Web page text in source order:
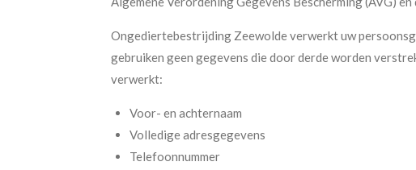
Ongediertebestrijding Zeewolde verwerkt uw
gebruiken geen gegevens die door derde worden
verwerkt:
Voor- en achternaam
Volledige adresgegevens
Telefoonnummer